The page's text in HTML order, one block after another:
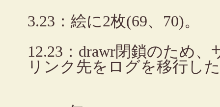
3.23：絵に2枚(69、70)。
12.23：drawr閉鎖のため
リンク先をログを移行し